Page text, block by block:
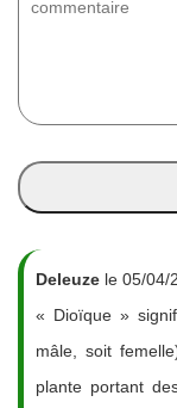
Deleuze le 05/04/
« Dioïque »
mâle, soit
plante portant